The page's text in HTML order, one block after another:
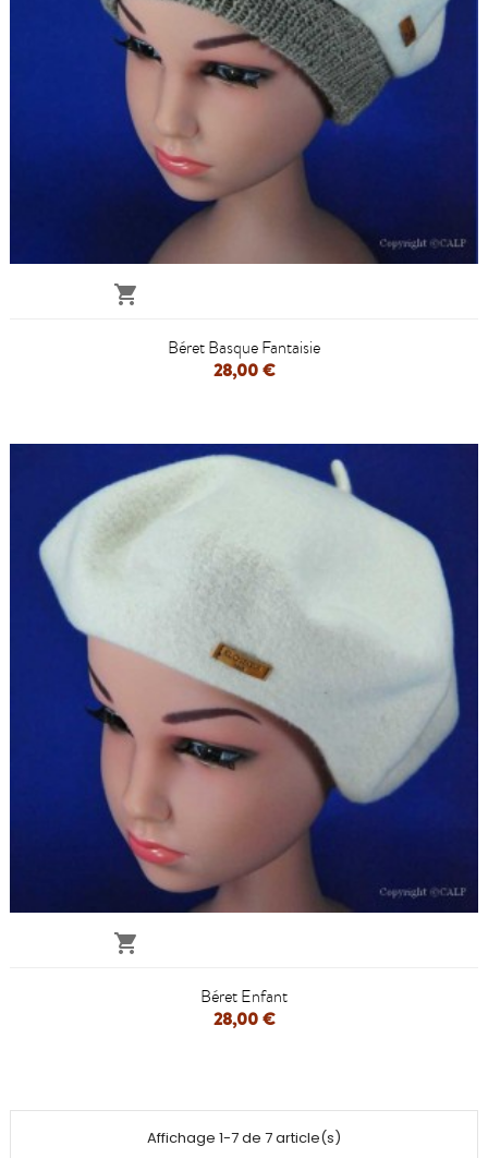

Béret Basque Fantaisie
28,00 €

Béret Enfant
28,00 €
Affichage 1-7 de 7 article(s)